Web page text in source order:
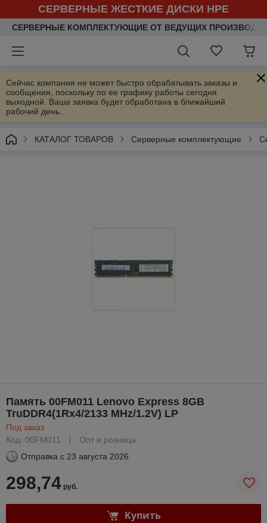
СЕРВЕРНЫЕ ЖЕСТКИЕ ДИСКИ HPE
СЕРВЕРНЫЕ КОМПЛЕКТУЮЩИЕ ОТ ВЕДУЩИХ
Сейчас компания не может быстро обрабатывать заказы и
сообщения, поскольку по ее графику работы сегодня
выходной. Ваша заявка будет обработана в ближайший
рабочий день.
КАТАЛОГ ТОВАРОВ Серверные комплектующие
Память 00FM011 Lenovo Express 8GB
TruDDR4(1Rx4/2133 MHz/1.2V) LP
Под заказ
Код: 00FM011
Опт и розница
Отправка с 23 августа 2026
298,74 руб.
Купить